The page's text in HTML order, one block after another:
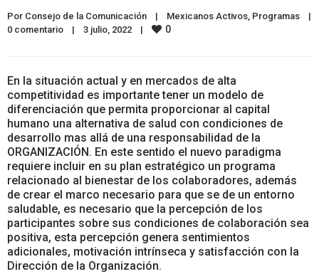
Por Consejo de la Comunicación | Mexicanos Activos Programas
|
0 comentario
| 3 julio, 2022 | 0
En la situación actual y en mercados de alta
competitividad es importante tener un modelo de
diferenciación que permita proporcionar al capital
humano una alternativa de salud con condiciones de
desarrollo mas allá de una responsabilidad de la
ORGANIZACIÓN. En este sentido el nuevo paradigma
requiere incluir en su plan estratégico un programa
relacionado al bienestar de los colaboradores, además
de crear el marco necesario para que se de un entorno
saludable, es necesario que la percepción de los
participantes sobre sus condiciones de colaboración sea
positiva, esta percepción genera sentimientos
adicionales, motivación intrínseca y satisfacción con la
Dirección de la Organización.